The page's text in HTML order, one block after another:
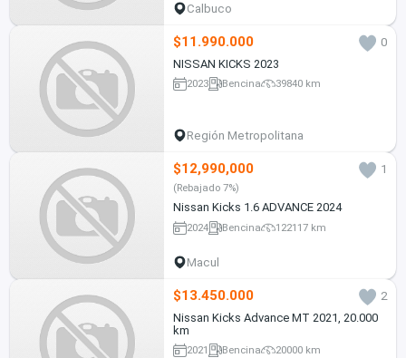
Calbuco
$11.990.000
0
NISSAN KICKS 2023
2023 Bencina 39840 km
Región Metropolitana
$12,990,000 1
(Rebajado 7%)
Nissan Kicks 1.6 ADVANCE 2024
2024 Bencina 122117 km
Macul
$13.450.000
2
Nissan Kicks Advance MT 2021, 20.000
km
2021 Bencina 20000 km